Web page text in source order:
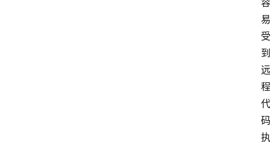
容
易
受
到
远
程
代
码
执